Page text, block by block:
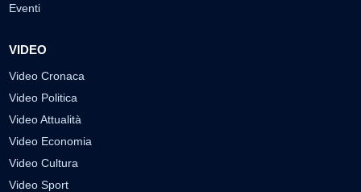
Eventi
VIDEO
Video Cronaca
Video Politica
Video Attualità
Video Economia
Video Cultura
Video Sport